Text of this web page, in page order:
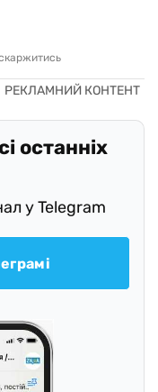
останніх
у Telegram